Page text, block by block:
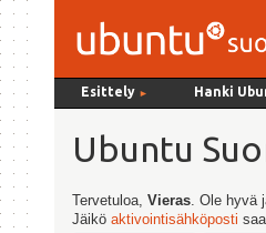
Esittely ► Hanki
Ubuntu
Tervetuloa,Vieras . Ole hyvä
Jäiköaktivointisähköposti